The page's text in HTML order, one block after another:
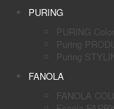
PURING
PURING
Puring
Puring
FANOLA
FANOLA